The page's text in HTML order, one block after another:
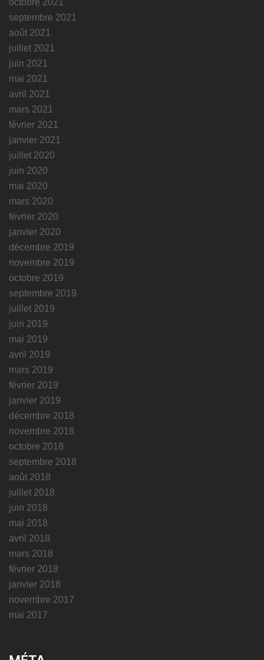
septembre 2021
août 2021
juillet 2021
juin 2021
mai 2021
avril 2021
mars 2021
février 2021
janvier 2021
juillet 2020
juin 2020
mai 2020
mars 2020
février 2020
janvier 2020
décembre 2019
novembre 2019
octobre 2019
septembre 2019
juillet 2019
juin 2019
mai 2019
avril 2019
mars 2019
février 2019
janvier 2019
décembre 2018
novembre 2018
octobre 2018
septembre 2018
août 2018
juillet 2018
juin 2018
mai 2018
avril 2018
mars 2018
février 2018
janvier 2018
novembre 2017
mai 2017